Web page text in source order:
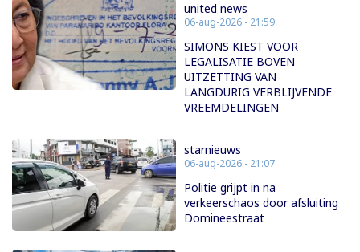
united news
06-aug-2026 - 21:59
SIMONS KIEST VOOR
LEGALISATIE BOVEN
UITZETTING VAN
LANGDURIG VERBLIJVENDE
VREEMDELINGEN
starnieuws
06-aug-2026 - 21:07
Politie grijpt in na
verkeerschaos door afsluiting
Domineestraat